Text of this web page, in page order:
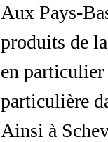
Aux Pays-
produits de
en
particulière
Ainsi à